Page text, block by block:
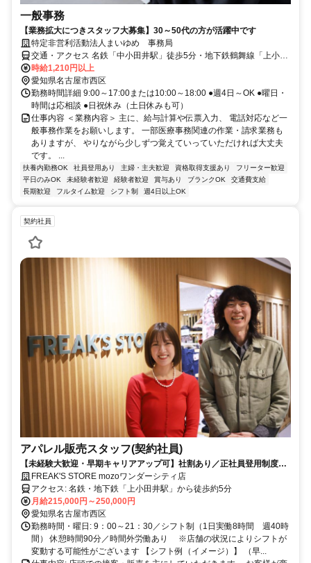
一般事務
【業務拡大につきスタッフ大募集】30～50代の方が活躍中です
特定非営利活動法人まいゆめ 事務局
交通・アクセス 名鉄「中小田井駅」徒歩5分・地下鉄鶴舞線「上小田
井駅」徒歩9分
時給1,210円以上
愛知県名古屋市西区
勤務時間詳細 9:00～17:00または10:00～18:00 ●週4日～OK ●曜日・
時間は応相談 ●日祝休み（土日休みも可）
仕事内容 ＜業務内容＞ 主に、給与計算や伝票入力、 電話対応など一
般事務作業をお願いします。 一部医療事務関連の作業・請求業務も
ありますが、 やりながら少しずつ覚えていっていただければ大丈夫
です。 ...
扶養内勤務OK 社員登用あり 主婦・主夫歓迎 資格取得支援あり
フリーター歓迎
平日のみOK
未経験者歓迎 経験者歓迎 賞与あり ブランクOK
交通費支給
長期歓迎
フルタイム歓迎 シフト制 週4日以上OK
契約社員
アパレル販売スタッフ(契約社員)
【未経験大歓迎・早期キャリアアップ可】社割あり／正社員登用制度あ
り／昇給年2回／年間休日105日・休暇10日以上 （合計115日以上）
FREAK'S STORE mozoワンダーシティ店
アクセス: 名鉄・地下鉄「上小田井駅」から徒歩約5分
月給215,000円～250,000円
愛知県名古屋市西区
勤務時間・曜日: 9：00～21：30／シフト制（1日実働8時間 週40時
間） 休憩時間90分／時間外労働あり ※店舗の状況によりシフトが
変動する可能性がございます 【シフト例（イメージ）】 （早...